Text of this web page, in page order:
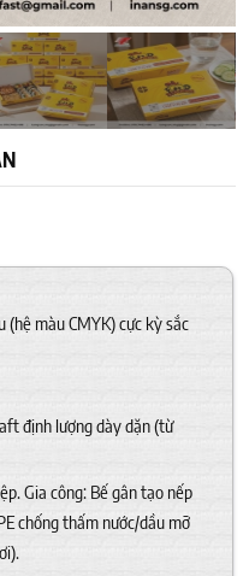
(hệ màu CMYK) cực kỳ sắc
định lượng dày dặn (từ
Gia công: Bế gân tạo nếp
chống thấm nước/dầu mỡ